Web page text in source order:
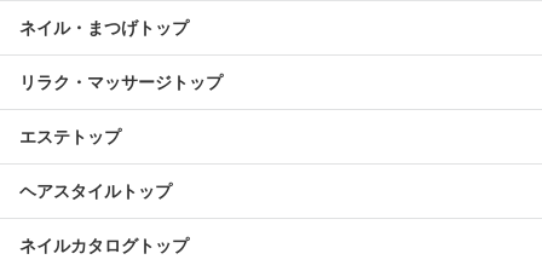
ネイル・まつげトップ
リラク・マッサージトップ
エステトップ
ヘアスタイルトップ
ネイルカタログトップ